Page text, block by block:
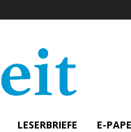
LESERBRIEFE E-